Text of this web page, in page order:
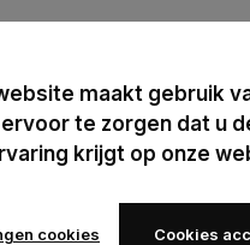
maakt gebruik
te zorgen dat u
krijgt op onze
cookies Cookies